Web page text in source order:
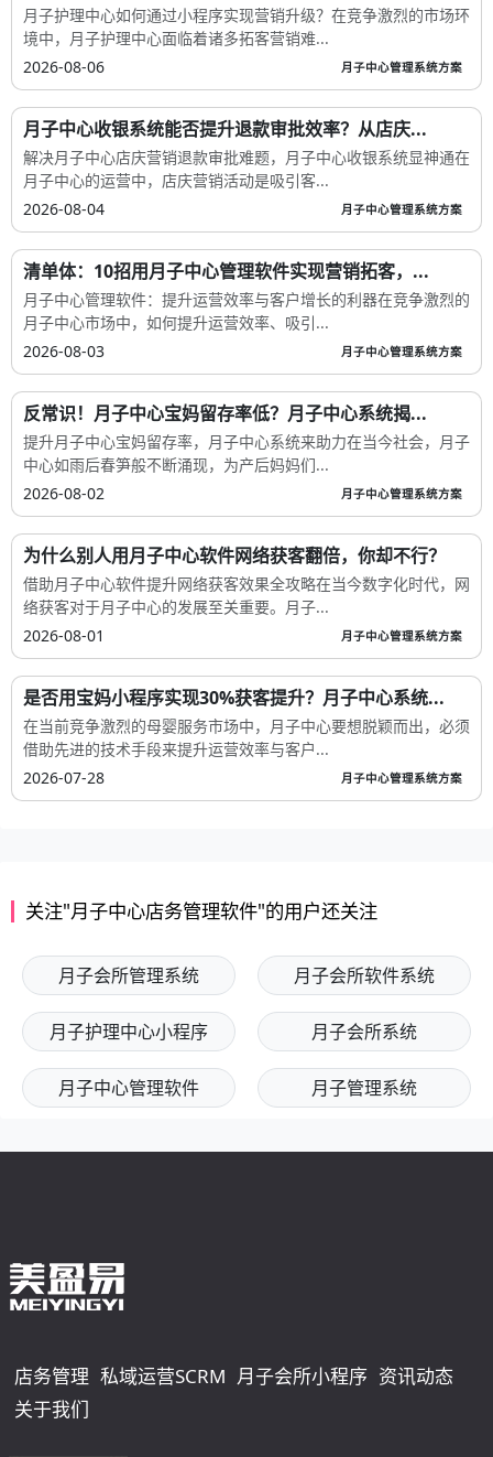
月子护理中心如何通过小程序实现营销升级？在竞争激烈的市场环
境中，月子护理中心面临着诸多拓客营销难...
2026-08-06
月子中心管理系统方案
月子中心收银系统能否提升退款审批效率？从店庆...
解决月子中心店庆营销退款审批难题，月子中心收银系统显神通在
月子中心的运营中，店庆营销活动是吸引客...
2026-08-04
月子中心管理系统方案
清单体：10招用月子中心管理软件实现营销拓客，...
月子中心管理软件：提升运营效率与客户增长的利器在竞争激烈的
月子中心市场中，如何提升运营效率、吸引...
2026-08-03
月子中心管理系统方案
反常识！月子中心宝妈留存率低？月子中心系统揭...
提升月子中心宝妈留存率，月子中心系统来助力在当今社会，月子
中心如雨后春笋般不断涌现，为产后妈妈们...
2026-08-02
月子中心管理系统方案
为什么别人用月子中心软件网络获客翻倍，你却不行？
借助月子中心软件提升网络获客效果全攻略在当今数字化时代，网
络获客对于月子中心的发展至关重要。月子...
2026-08-01
月子中心管理系统方案
是否用宝妈小程序实现30%获客提升？月子中心系统...
在当前竞争激烈的母婴服务市场中，月子中心要想脱颖而出，必须
借助先进的技术手段来提升运营效率与客户...
2026-07-28
月子中心管理系统方案
关注"月子中心店务管理软件"的用户还关注
月子会所管理系统 月子会所软件系统
月子护理中心小程序 月子会所系统
月子中心管理软件 月子管理系统
店务管理 私域运营SCRM 月子会所小程序 资讯动态
关于我们